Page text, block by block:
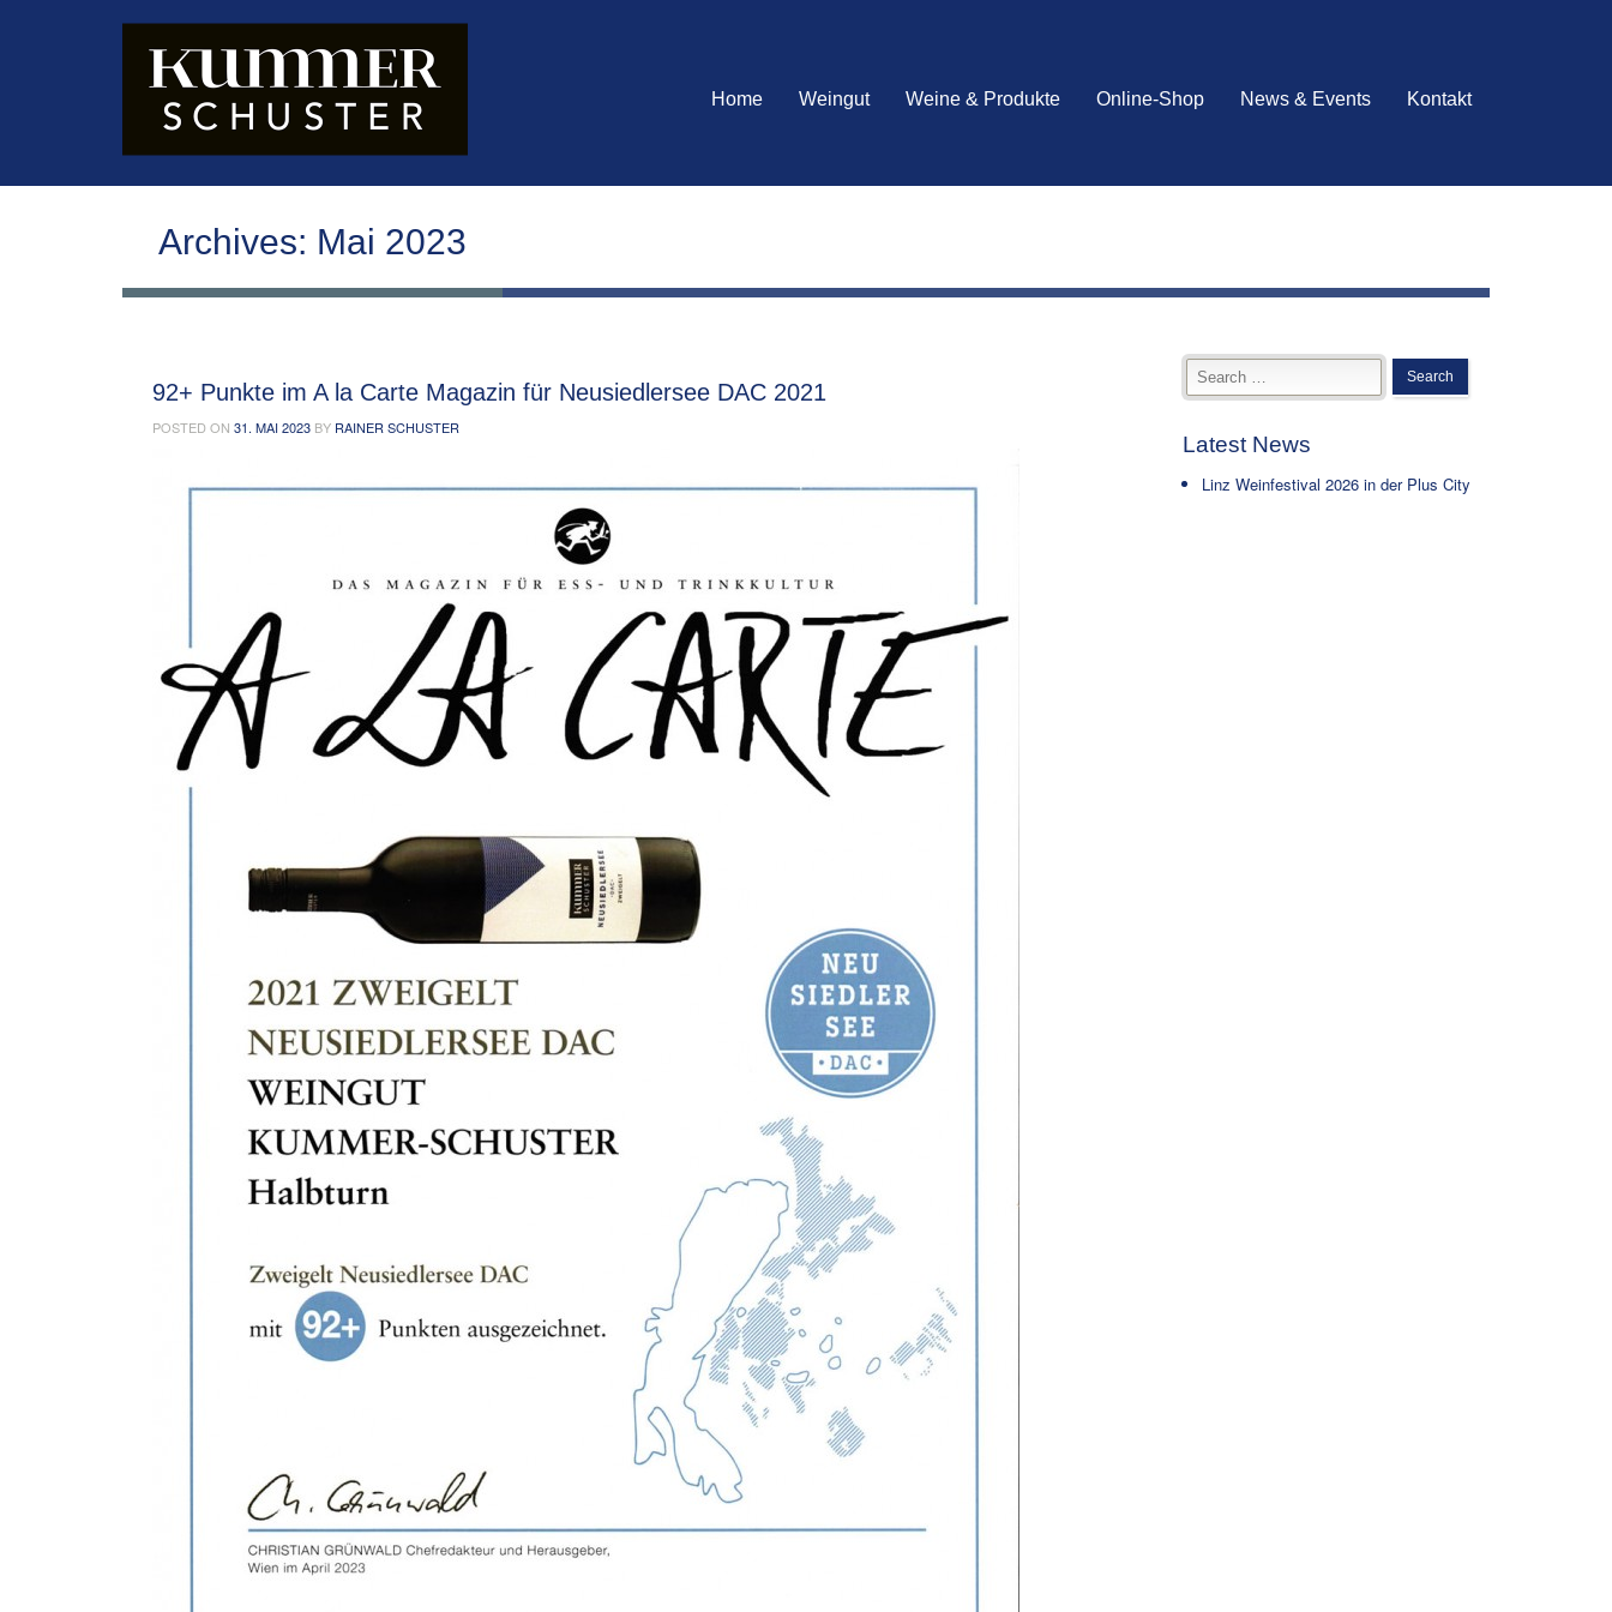
Home Weingut Weine & Produkte Online-Shop News & Events Kontakt
Archives: Mai 2023
92+ Punkte im A la Carte Magazin für Neusiedlersee DAC 2021
POSTED ON 31. MAI 2023 BY RAINER SCHUSTER
Latest News
Linz Weinfestival 2026 in der Plus City